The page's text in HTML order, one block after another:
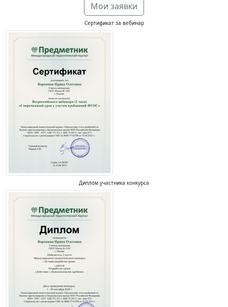
Мои заявки
Сертификат за вебинар
Диплом участника конкурса